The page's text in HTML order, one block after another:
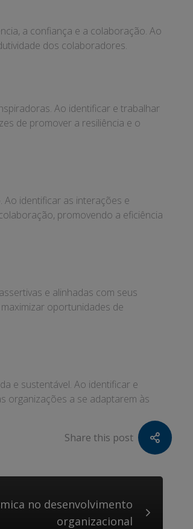
a confiança e a colaboração. Ao
dos colaboradores.
Ao identificar e trabalhar
de promover a resiliência e o
identificar as interações e
promovendo a eficiência
e alinhadas com seus
oportunidades de
e sustentável. Ao identificar e
organizações a se adaptarem às
Share this post
no desenvolvimento
organizacional